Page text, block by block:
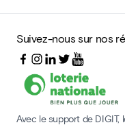
Suivez-nous sur nos
Avec le support de DIGIT,